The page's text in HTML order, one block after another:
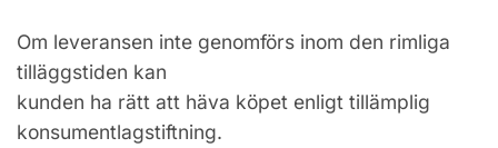
Om leveransen inte genomförs inom den rimliga
tilläggstiden kan
kunden ha rätt att häva köpet enligt tillämplig
konsumentlagstiftning.